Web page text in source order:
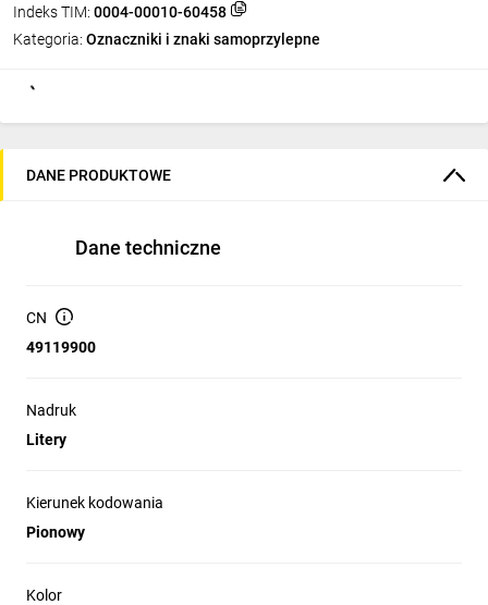
Indeks TIM: 0004-00010-60458
Kategoria: Oznaczniki i znaki samoprzylepne
DANE PRODUKTOWE
Dane techniczne
CN
49119900
Nadruk
Litery
Kierunek kodowania
Pionowy
Kolor